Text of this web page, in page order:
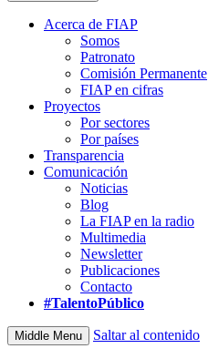
Acerca de FIAP
Somos
Patronato
Comisión Permanente
FIAP en cifras
Proyectos
Por sectores
Por países
Transparencia
Comunicación
Noticias
Blog
La FIAP en la radio
Multimedia
Newsletter
Publicaciones
Contacto
#TalentoPúblico
Middle Menu Saltar al contenido